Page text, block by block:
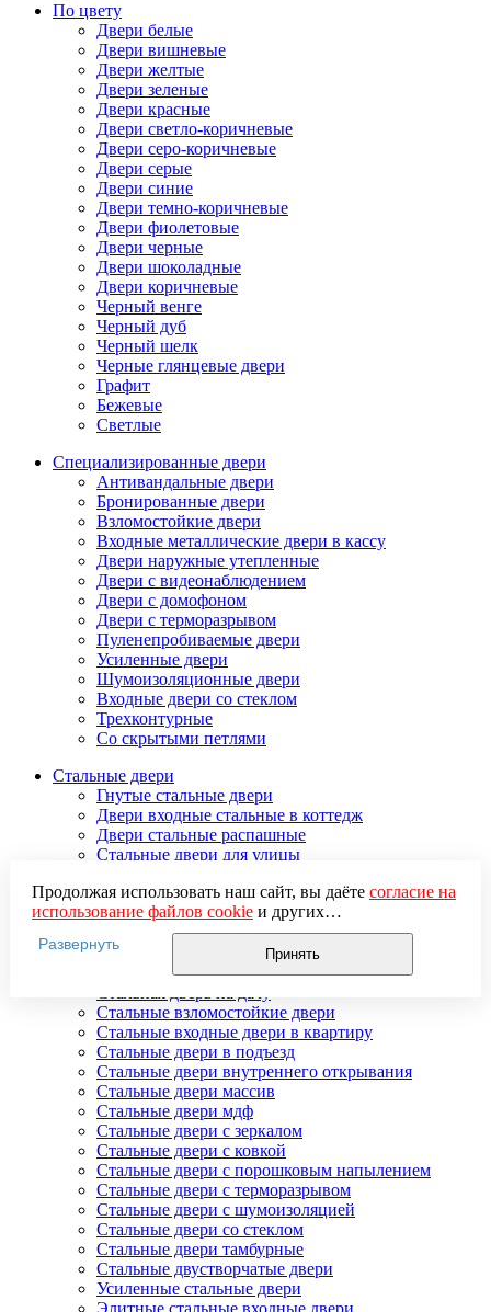
По цвету
Двери белые
Двери вишневые
Двери желтые
Двери зеленые
Двери красные
Двери светло-коричневые
Двери серо-коричневые
Двери серые
Двери синие
Двери темно-коричневые
Двери фиолетовые
Двери черные
Двери шоколадные
Двери коричневые
Черный венге
Черный дуб
Черный шелк
Черные глянцевые двери
Графит
Бежевые
Светлые
Специализированные двери
Антивандальные двери
Бронированные двери
Взломостойкие двери
Входные металлические двери в кассу
Двери наружные утепленные
Двери с видеонаблюдением
Двери с домофоном
Двери с терморазрывом
Пуленепробиваемые двери
Усиленные двери
Шумоизоляционные двери
Входные двери со стеклом
Трехконтурные
Со скрытыми петлями
Стальные двери
Гнутые стальные двери
Двери входные стальные в коттедж
Двери стальные распашные
Стальные двери для улицы
Дверь стальная двупольная
Наружные стальные двери
Недорогие стальные двери
Распродажа стальных дверей
Стальная дверь в дом
Стальные взломостойкие двери
Стальные входные двери в квартиру
Стальные двери в подъезд
Стальные двери внутреннего открывания
Стальные двери массив
Стальные двери мдф
Стальные двери с зеркалом
Стальные двери с ковкой
Стальные двери с порошковым напылением
Стальные двери с терморазрывом
Стальные двери с шумоизоляцией
Стальные двери со стеклом
Стальные двери тамбурные
Стальные двустворчатые двери
Усиленные стальные двери
Элитные стальные входные двери
Продолжая использовать наш сайт, вы даёте согласие на
использование файлов cookieи других
пользовательских данных (включая IP-адрес, сведения о
местоположении, устройстве, действиях на сайте и т. п.)
для функционирования сайта, проведения
использования систем аналитики (например,
Яндекс.Метрика), в соответствии с нашейПолитикой
обработки персональных данных.
Если вы не хотите, чтобы ваши данные обрабатывались,
настройте ограничения в браузере или покиньте сайт.
Развернуть
Принять